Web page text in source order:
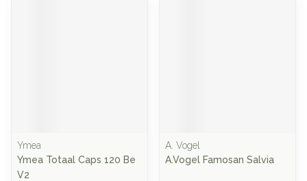
Ymea
Ymea Totaal Caps 120 Be
V2
A. Vogel
A.Vogel Famosan Salvia